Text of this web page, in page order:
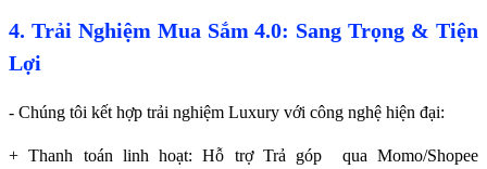
4. Trải Nghiệm Mua Sắm 4.0: Sang Trọng & Tiện
Lợi
- Chúng tôi kết hợp trải nghiệm Luxury với công nghệ hiện đại:
+ Thanh toán linh hoạt: Hỗ trợ Trả góp qua Momo/Shopee